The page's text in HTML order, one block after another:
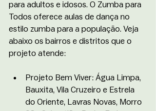
para adultos e idosos. O Zumba para
Todos oferece aulas de dança no
estilo zumba para a população. Veja
abaixo os bairros e distritos que o
projeto atende:
Projeto Bem Viver: Água Limpa,
Bauxita, Vila Cruzeiro e Estrela
do Oriente, Lavras Novas, Morro